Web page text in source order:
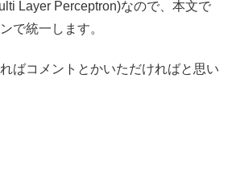
Layer Perceptron)なので、本文で
で統一します。
ばコメントとかいただければと思い